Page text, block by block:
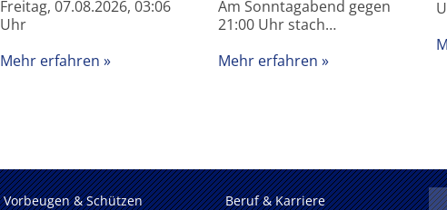
Freitag, 07.08.2026, 03:06
Uhr
Mehr erfahren
Am Sonntagabend gegen
21:00 Uhr stach…
Mehr erfahren
Vorbeugen & Schützen
Beruf & Karriere